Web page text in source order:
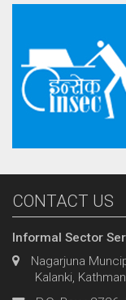
CONTACT US
Informal Sector
Nagarjuna
Kalanki,